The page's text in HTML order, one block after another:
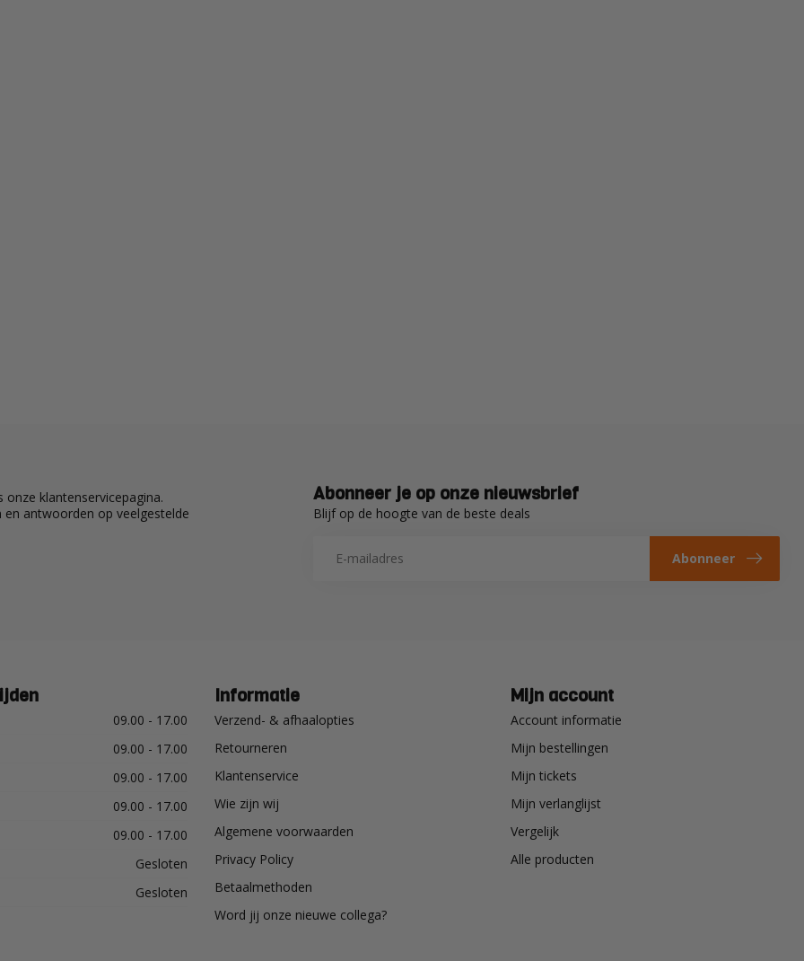
klantenservicepagina.
antwoorden op veelgestelde
Abonneer je op onze nieuwsbrief
Blijf op de hoogte van de beste deals
Abonneer
09.00 - 17.00
09.00 - 17.00
09.00 - 17.00
09.00 - 17.00
09.00 - 17.00
Gesloten
Gesloten
Informatie
Verzend- & afhaalopties
Retourneren
Klantenservice
Wie zijn wij
Algemene voorwaarden
Privacy Policy
Betaalmethoden
Word jij onze nieuwe collega?
Mijn account
Account informatie
Mijn bestellingen
Mijn tickets
Mijn verlanglijst
Vergelijk
Alle producten